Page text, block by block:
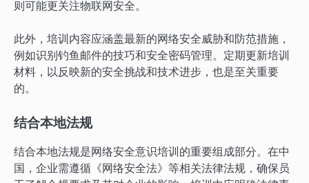
则可能更关注物联网安全。
此外，培训内容应涵盖最新的网络安全威胁和防范措施，
例如识别钓鱼邮件的技巧和安全密码管理。定期更新培训
材料，以反映新的安全挑战和技术进步，也是至关重要
的。
结合本地法规
结合本地法规是网络安全意识培训的重要组成部分。在中
国，企业需遵循《网络安全法》等相关法律法规，确保员